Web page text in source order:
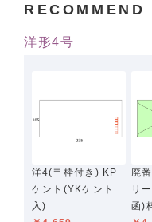
RECOMMEND
洋形4号
洋4(〒枠付き) KP
ケント(YKケント
入)
廃
リ
函)